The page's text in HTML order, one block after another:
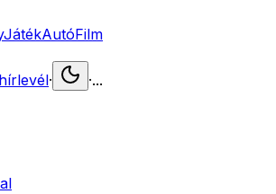
JátékAutóFilm
hírlevél· ·...